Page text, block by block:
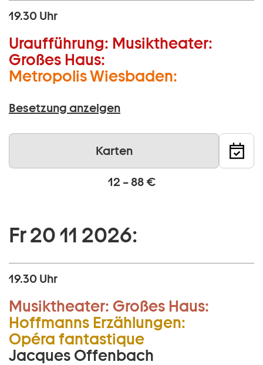
19.30 Uhr
Uraufführung: Musiktheater:
Großes Haus:
Metropolis Wiesbaden:
Besetzung anzeigen
Karten
12 – 88 €
Fr 20 11 2026:
19.30 Uhr
Musiktheater: Großes Haus:
Hoffmanns Erzählungen:
Opéra fantastique
Jacques Offenbach